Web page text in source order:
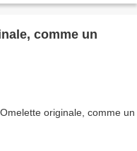
comme un